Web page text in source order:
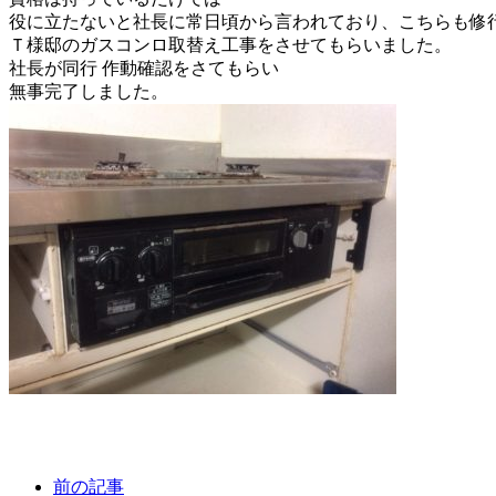
役に立たないと社長に常日頃から言われており、こちらも修
Ｔ様邸のガスコンロ取替え工事をさせてもらいました。
社長が同行 作動確認をさてもらい
無事完了しました。
前の記事